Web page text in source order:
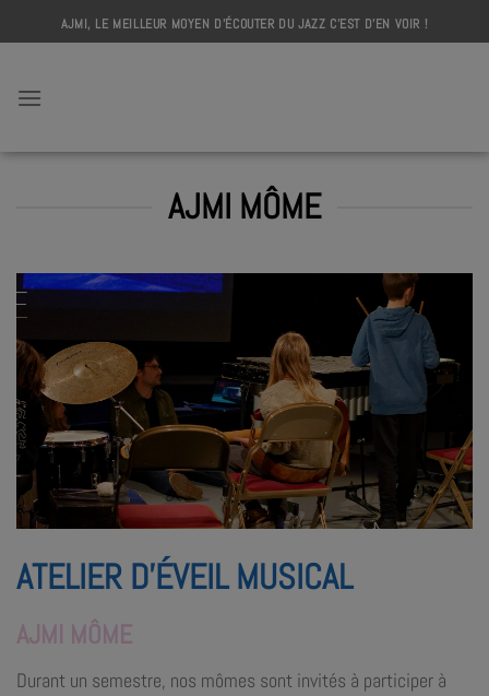
to
AJMI, LE MEILLEUR MOYEN D'ÉCOUTER DU JAZZ C'EST D'EN VOIR !
AJMI MÔME
ATELIER D’ÉVEIL MUSICAL
AJMI MÔME
Durant un semestre, nos mômes sont invités à participer à